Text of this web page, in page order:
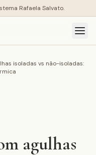
Rafaela Salvato.
isoladas vs não-isoladas:
agulhas